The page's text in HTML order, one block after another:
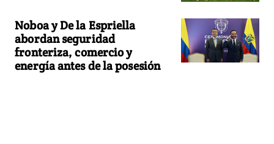
Noboa y De la Espriella
abordan seguridad
fronteriza, comercio y
energía antes de la posesión